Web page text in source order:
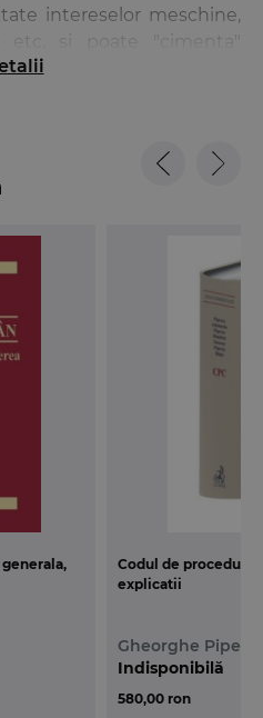
intereselor meschine,
si poate "cimenta"
economice. Aplicand
poate fi inlaturata si, in
se poate instaura
Codul de procedura
explicatii
Gheorghe
580,00 ron
Indisponibilă